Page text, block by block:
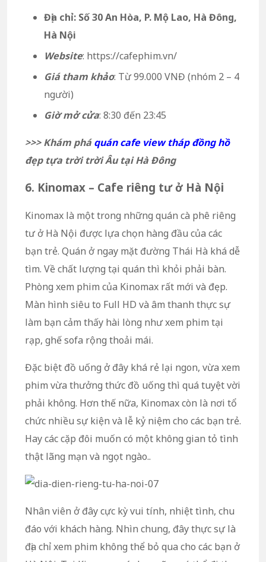
Địa chỉ: Số 30 An Hòa, P. Mộ Lao, Hà Đông,
Hà Nội
Website: https://cafephim.vn/
Giá tham khảo: Từ 99.000 VNĐ (nhóm 2 – 4
người)
Giờ mở cửa: 8:30 đến 23:45
>>> Khám pháquán cafe view tháp đồng hồ
đẹp tựa trời trời Âu tại Hà Đông
6. Kinomax – Cafe riêng tư ở Hà Nội
Kinomax là một trong những quán cà phê riêng
tư ở Hà Nội được lựa chọn hàng đầu của các
bạn trẻ. Quán ở ngay mặt đường Thái Hà khá dễ
tìm. Về chất lượng tại quán thì khỏi phải bàn.
Phòng xem phim của Kinomax rất mới và đẹp.
Màn hình siêu to Full HD và âm thanh thực sự
làm bạn cảm thấy hài lòng như xem phim tại
rạp, ghế sofa rộng thoải mái.
Đặc biệt đồ uống ở đây khá rẻ lại ngon, vừa xem
phim vừa thưởng thức đồ uống thì quá tuyệt vời
phải không. Hơn thế nữa, Kinomax còn là nơi tổ
chức nhiều sự kiện và lễ kỷ niệm cho các bạn trẻ.
Hay các cặp đôi muốn có một không gian tỏ tình
thật lãng mạn và ngọt ngào..
Nhân viên ở đây cực kỳ vui tính, nhiệt tình, chu
đáo với khách hàng. Nhìn chung, đây thực sự là
địa chỉ xem phim không thể bỏ qua cho các bạn ở